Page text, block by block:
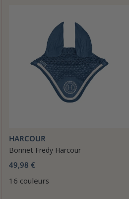
HARCOUR
Bonnet Fredy Harcour
49,98 €
16 couleurs